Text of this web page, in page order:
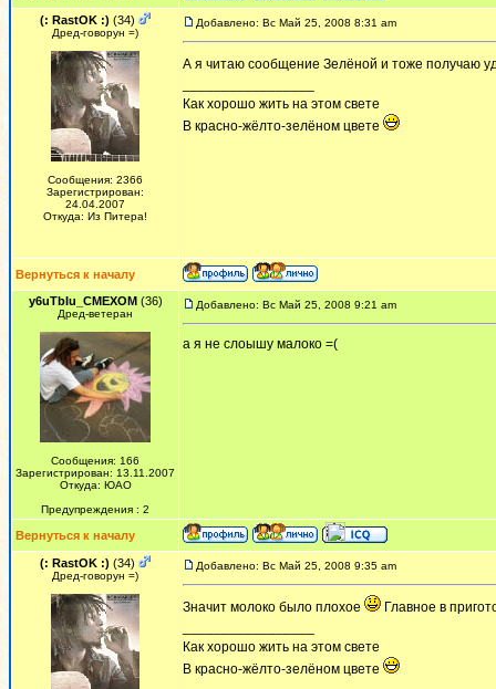
(: RastOK :) (34)
Дред-говорун =)
Сообщения: 2366
Зарегистрирован:
24.04.2007
Откуда: Из Питера!
Добавлено: Вс Май 25, 2008 8:31 am
А я читаю сообщение Зелёной и тоже получаю
Как хорошо жить на этом свете
В красно-жёлто-зелёном цвете
Вернуться к началу
y6uTbIu_CMEXOM(36)
Дред-ветеран
Сообщения: 166
Зарегистрирован: 13.11.2007
Откуда: ЮАО
Предупреждения : 2
Добавлено: Вс Май 25, 2008 9:21 am
а я не слоышу малоко =(
Вернуться к началу
(: RastOK :) (34)
Дред-говорун =)
Добавлено: Вс Май 25, 2008 9:35 am
Значит молоко было плохое
Главное в
Как хорошо жить на этом свете
В красно-жёлто-зелёном цвете